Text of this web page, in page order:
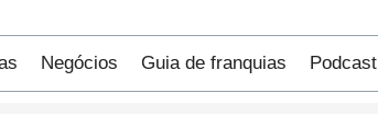
Negócios Guia de franquias Podcast